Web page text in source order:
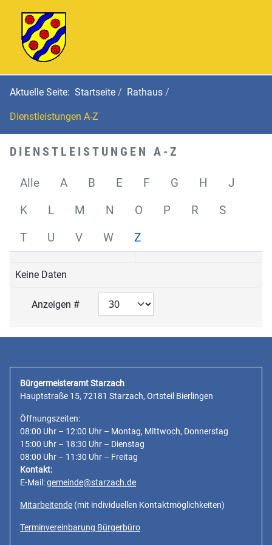
Aktuelle Seite: Startseite Rathaus
Dienstleistungen A-Z
DIENSTLEISTUNGEN A-Z
Alle A B E F G H
J
K
L M N O P R
S
T
U V W Z
Anzeigen #
Keine Daten
Bürgermeisteramt Starzach
Hauptstraße 15, 72181 Starzach, Ortsteil Bierlingen
Öffnungszeiten:
08:00 Uhr – 12:00 Uhr – Montag, Mittwoch, Donnerstag
15:00 Uhr – 18:30 Uhr – Dienstag
08:00 Uhr – 11:30 Uhr – Freitag
Kontakt:
E-Mail:gemeinde@starzach.de
Mitarbeitende (mit individuellen Kontaktmöglichkeiten)
Terminvereinbarung Bürgerbüro